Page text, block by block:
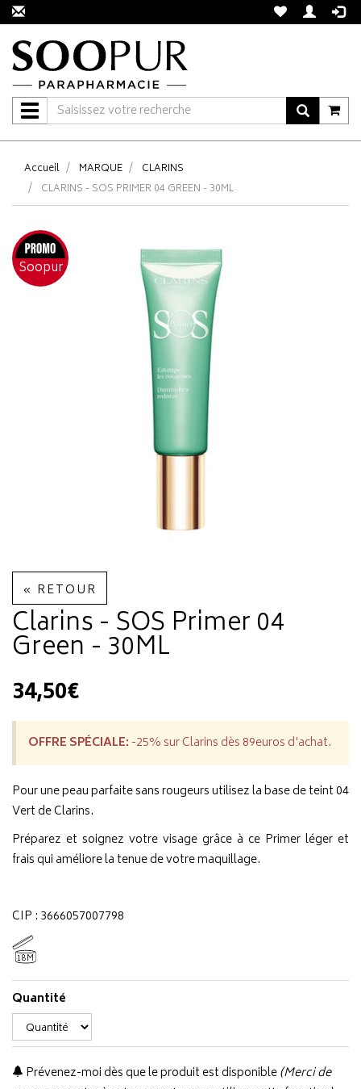
Navigation
Accueil MARQUE
CLARINS
CLARINS - SOS PRIMER 04 GREEN - 30ML
Soopur
« RETOUR
Clarins - SOS Primer 04
Green - 30ML
34,50€
OFFRE SPÉCIALE: -25% sur Clarins dès 89euros d'achat.
Pour une peau parfaite sans rougeurs utilisez la base de teint 04
Vert de Clarins.
Préparez et soignez votre visage grâce à ce Primer léger et
frais qui améliore la tenue de votre maquillage.
CIP : 3666057007798
18M
Quantité
Prévenez-moi dès que le produit est disponible(Merci de